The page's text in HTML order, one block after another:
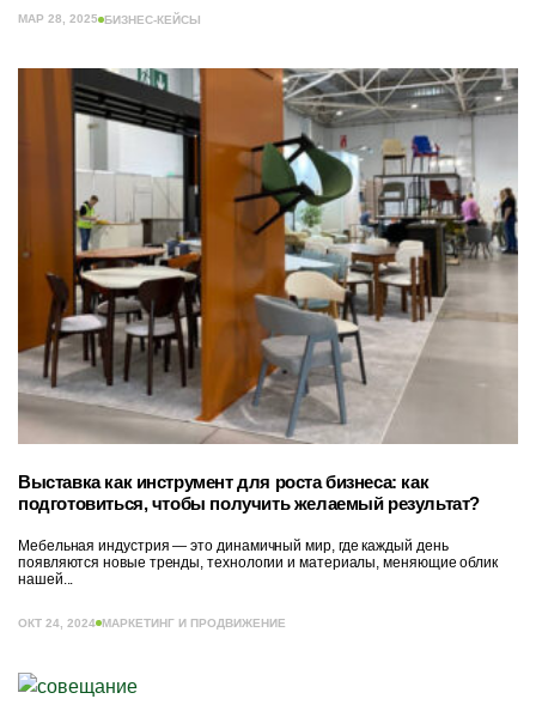
МАР 28, 2025 БИЗНЕС-КЕЙСЫ
Выставка как инструмент для роста бизнеса: как
подготовиться, чтобы получить желаемый результат?
Мебельная индустрия — это динамичный мир, где каждый день
появляются новые тренды, технологии и материалы, меняющие облик
нашей...
ОКТ 24, 2024 МАРКЕТИНГ И ПРОДВИЖЕНИЕ